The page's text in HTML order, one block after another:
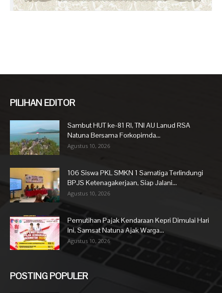
PILIHAN EDITOR
Sambut HUT ke-81 RI, TNI AU Lanud RSA
Natuna Bersama Forkopimda...
Agustus 10, 2026
106 Siswa PKL SMKN 1 Samatiga Terlindungi
BPJS Ketenagakerjaan, Siap Jalani...
Agustus 10, 2026
Pemutihan Pajak Kendaraan Kepri Dimulai Hari
Ini, Samsat Natuna Ajak Warga...
Agustus 10, 2026
POSTING POPULER